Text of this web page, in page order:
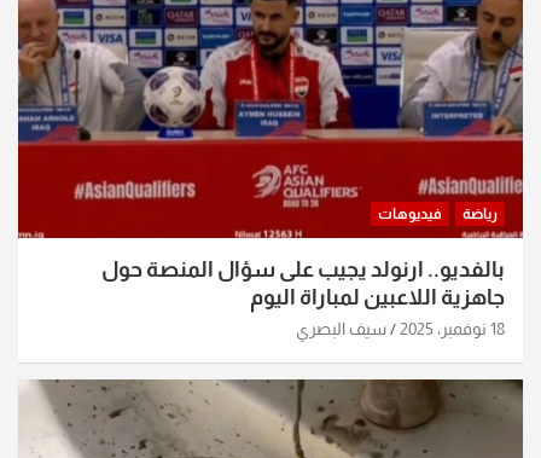
رياضة فيديوهات
بالفديو.. ارنولد يجيب على سؤال المنصة حول
جاهزية اللاعبين لمباراة اليوم
18 نوفمبر، 2025 سيف البصري